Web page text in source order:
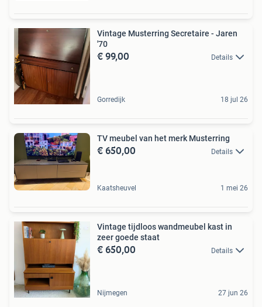
Vintage Musterring Secretaire - Jaren
'70
€ 99,00 Details
Gorredijk 18 jul 26
TV meubel van het merk Musterring
€ 650,00 Details
Kaatsheuvel 1 mei 26
Vintage tijdloos wandmeubel kast in
zeer goede staat
€ 650,00 Details
Nijmegen 27 jun 26